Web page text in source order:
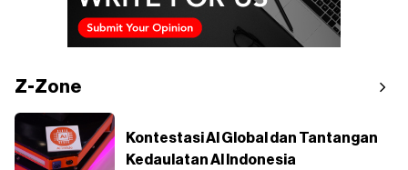
Z-Zone
Kontestasi AI Global dan Tantangan
Kedaulatan AI Indonesia